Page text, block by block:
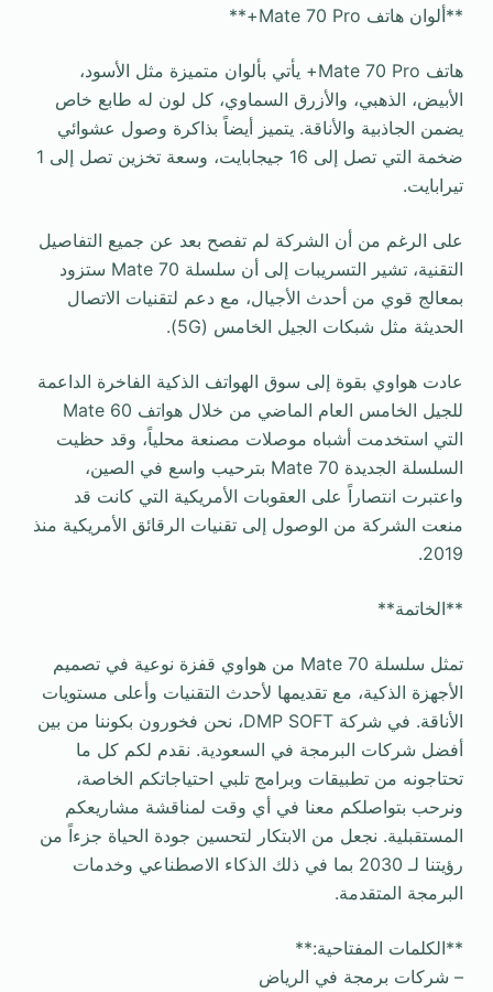
**ألوان هاتف Mate 70 Pro+**
هاتف Mate 70 Pro+ يأتي بألوان متميزة مثل الأسود،
الأبيض، الذهبي، والأزرق السماوي، كل لون له طابع خاص
يضمن الجاذبية والأناقة. يتميز أيضاً بذاكرة وصول عشوائي
ضخمة التي تصل إلى 16 جيجابايت، وسعة تخزين تصل إلى 1
تيرابايت.
على الرغم من أن الشركة لم تفصح بعد عن جميع التفاصيل
التقنية، تشير التسريبات إلى أن سلسلة Mate 70 ستزود
بمعالج قوي من أحدث الأجيال، مع دعم لتقنيات الاتصال
الحديثة مثل شبكات الجيل الخامس (5G).
عادت هواوي بقوة إلى سوق الهواتف الذكية الفاخرة الداعمة
للجيل الخامس العام الماضي من خلال هواتف Mate 60
التي استخدمت أشباه موصلات مصنعة محلياً، وقد حظيت
السلسلة الجديدة Mate 70 بترحيب واسع في الصين،
واعتبرت انتصاراً على العقوبات الأمريكية التي كانت قد
منعت الشركة من الوصول إلى تقنيات الرقائق الأمريكية منذ
2019.
**الخاتمة**
تمثل سلسلة Mate 70 من هواوي قفزة نوعية في تصميم
الأجهزة الذكية، مع تقديمها لأحدث التقنيات وأعلى مستويات
الأناقة. في شركة DMP SOFT، نحن فخورون بكوننا من بين
أفضل شركات البرمجة في السعودية. نقدم لكم كل ما
تحتاجونه من تطبيقات وبرامج تلبي احتياجاتكم الخاصة،
ونرحب بتواصلكم معنا في أي وقت لمناقشة مشاريعكم
المستقبلية. نجعل من الابتكار لتحسين جودة الحياة جزءاً من
رؤيتنا لـ 2030 بما في ذلك الذكاء الاصطناعي وخدمات
البرمجة المتقدمة.
**الكلمات المفتاحية:**
– شركات برمجة في الرياض